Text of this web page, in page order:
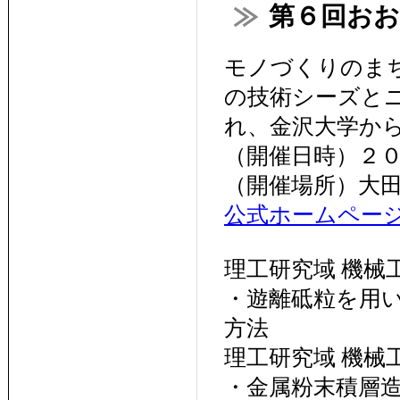
第６回お
モノづくりのま
の技術シーズと
れ、金沢大学か
（開催日時）２
（開催場所）大
公式ホームペー
理工研究域 機
・遊離砥粒を用
方法
理工研究域 機
・金属粉末積層